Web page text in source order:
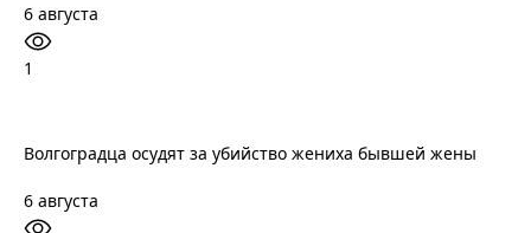
6 августа
1
Волгоградца осудят за убийство жениха бывшей жены
6 августа